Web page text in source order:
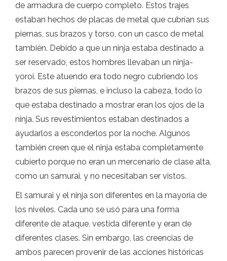
de armadura de cuerpo completo. Estos trajes
estaban hechos de placas de metal que cubrían sus
piernas, sus brazos y torso, con un casco de metal
también. Debido a que un ninja estaba destinado a
ser reservado, estos hombres llevaban un ninja-
yoroi. Este atuendo era todo negro cubriendo los
brazos de sus piernas, e incluso la cabeza, todo lo
que estaba destinado a mostrar eran los ojos de la
ninja. Sus revestimientos estaban destinados a
ayudarlos a esconderlos por la noche. Algunos
también creen que el ninja estaba completamente
cubierto porque no eran un mercenario de clase alta,
como un samurai, y no necesitaban ser vistos.
El samurai y el ninja son diferentes en la mayoría de
los niveles. Cada uno se usó para una forma
diferente de ataque, vestida diferente y eran de
diferentes clases. Sin embargo, las creencias de
ambos parecen provenir de las acciones históricas